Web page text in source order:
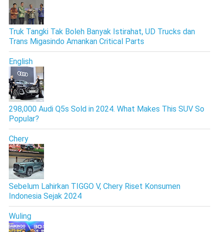
Truk Tangki Tak Boleh Banyak Istirahat, UD Trucks dan
Trans Migasindo Amankan Critical Parts
English
298,000 Audi Q5s Sold in 2024. What Makes This SUV So
Popular?
Chery
Sebelum Lahirkan TIGGO V, Chery Riset Konsumen
Indonesia Sejak 2024
Wuling